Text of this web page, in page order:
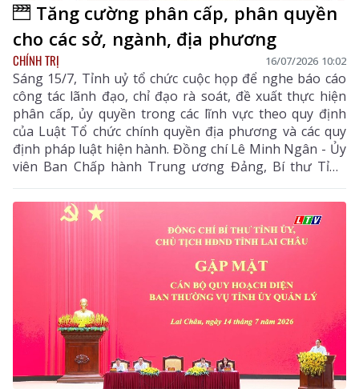
Tăng cường phân cấp, phân quyền
cho các sở, ngành, địa phương
CHÍNH TRỊ 16/07/2026 10:02
Sáng 15/7, Tỉnh uỷ tổ chức cuộc họp để nghe báo cáo
công tác lãnh đạo, chỉ đạo rà soát, đề xuất thực hiện
phân cấp, ủy quyền trong các lĩnh vực theo quy định
của Luật Tổ chức chính quyền địa phương và các quy
định pháp luật hiện hành. Đồng chí Lê Minh Ngân - Ủy
viên Ban Chấp hành Trung ương Đảng, Bí thư Tỉnh
uỷ, Chủ tịch HĐND tỉnh chủ trì cuộc họp.